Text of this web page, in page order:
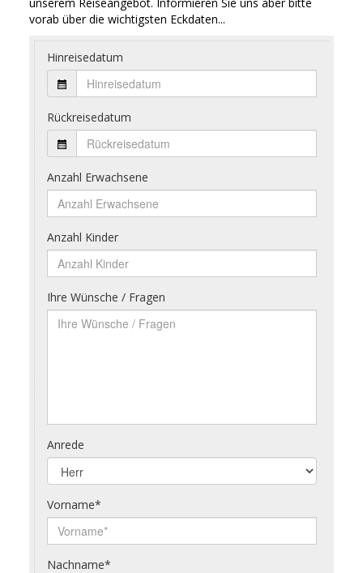
vorab über die wichtigsten Eckdaten...